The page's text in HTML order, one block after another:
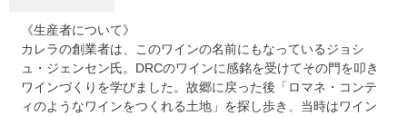
《生産者について》
カレラの創業者は、このワインの名前にもなっているジョシ
ュ・ジェンセン氏。DRCのワインに感銘を受けてその門を叩き
ワインづくりを学びました。故郷に戻った後「ロマネ・コンテ
ィのようなワインをつくれる土地」を探し歩き、当時はワイン